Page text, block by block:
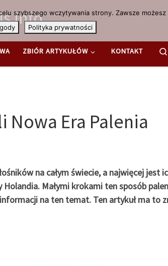
ZBIÓR ARTYKUŁÓW KONTAKT
Nowa Era Palenia
na całym świecie, a najwięcej jest
Małymi krokami ten sposób
na ten temat. Ten artykuł ma to
szybszego wczytywania strony. Zawsze
Polityka prywatności